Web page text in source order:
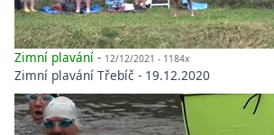
Zimní plavání - 12/12/2021 - 1184x
Zimní plavání Třebíč - 19.12.2020